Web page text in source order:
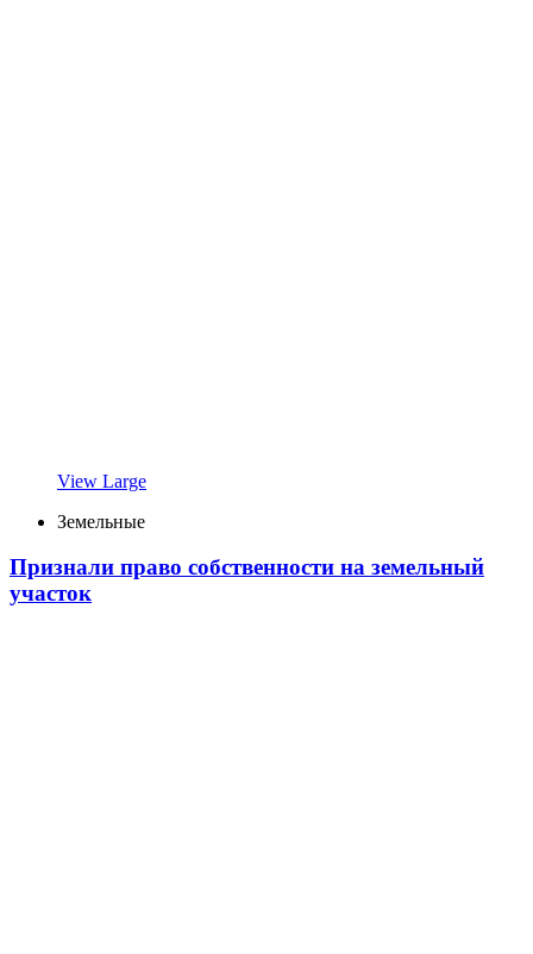
View Large
Земельные
Признали право собственности на земельный
участок